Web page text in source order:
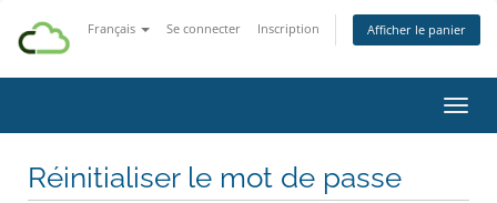
Français Se connecter Inscription Afficher le panier
Réinitialiser le mot de passe